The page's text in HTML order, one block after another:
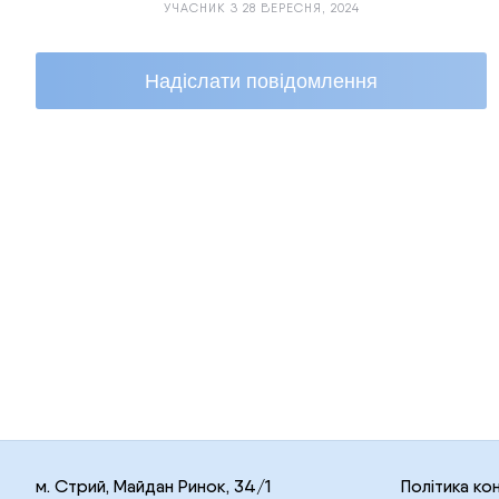
УЧАСНИК З 28 ВЕРЕСНЯ, 2024
Надіслати повідомлення
м. Стрий, Майдан Ринок, 34/1 Політика